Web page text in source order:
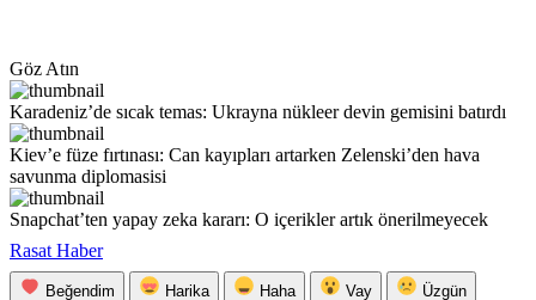
Göz Atın
Karadeniz’de sıcak temas: Ukrayna nükleer devin gemisini batırdı
Kiev’e füze fırtınası: Can kayıpları artarken Zelenski’den hava
savunma diplomasisi
Snapchat’ten yapay zeka kararı: O içerikler artık önerilmeyecek
Rasat Haber
Beğendim Harika Haha Vay Üzgün